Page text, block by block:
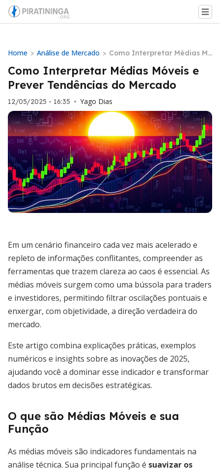
Home > Análise de Mercado > Como Interpretar Médias Mó
veis e Prever Tendências do
Mercado
Como Interpretar Médias Móveis e
Prever Tendências do Mercado
12/05/2025 - 16:35 • Yago Dias
Em um cenário financeiro cada vez mais acelerado e
repleto de informações conflitantes, compreender as
ferramentas que trazem clareza ao caos é essencial. As
médias móveis surgem como uma bússola para traders
e investidores, permitindo filtrar oscilações pontuais e
enxergar, com objetividade, a direção verdadeira do
mercado.
Este artigo combina explicações práticas, exemplos
numéricos e insights sobre as inovações de 2025,
ajudando você a dominar esse indicador e transformar
dados brutos em decisões estratégicas.
O que são Médias Móveis e sua
Função
As médias móveis são indicadores fundamentais na
análise técnica. Sua principal função é suavizar os